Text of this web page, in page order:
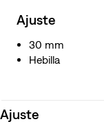
Ajuste
30 mm
Hebilla
Ajuste